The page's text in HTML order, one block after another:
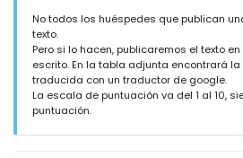
No todos los huéspedes que publican
texto.
Pero si lo hacen, publicaremos el texto
escrito. En la tabla adjunta encontrará
traducida con un traductor de google.
La escala de puntuación va del 1 al 10,
puntuación.